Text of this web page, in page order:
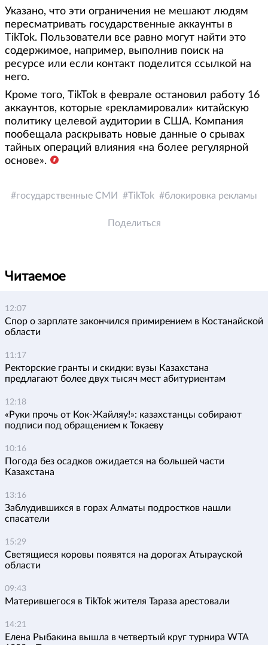
Указано, что эти ограничения не мешают людям
пересматривать государственные аккаунты в
TikTok. Пользователи все равно могут найти это
содержимое, например, выполнив поиск на
ресурсе или если контакт поделится ссылкой на
него.
Кроме того, TikTok в феврале остановил работу 16
аккаунтов, которые «рекламировали» китайскую
политику целевой аудитории в США. Компания
пообещала раскрывать новые данные о срывах
тайных операций влияния «на более регулярной
основе».
государственные СМИ TikTok блокировка рекламы
Поделиться
Читаемое
12:07
Спор о зарплате закончился примирением в Костанайской
области
11:17
Ректорские гранты и скидки: вузы Казахстана
предлагают более двух тысяч мест абитуриентам
12:18
«Руки прочь от Кок-Жайляу!»: казахстанцы собирают
подписи под обращением к Токаеву
10:16
Погода без осадков ожидается на большей части
Казахстана
13:16
Заблудившихся в горах Алматы подростков нашли
спасатели
15:29
Светящиеся коровы появятся на дорогах Атырауской
области
09:43
Матерившегося в TikTok жителя Тараза арестовали
14:21
Елена Рыбакина вышла в четвертый круг турнира WTA